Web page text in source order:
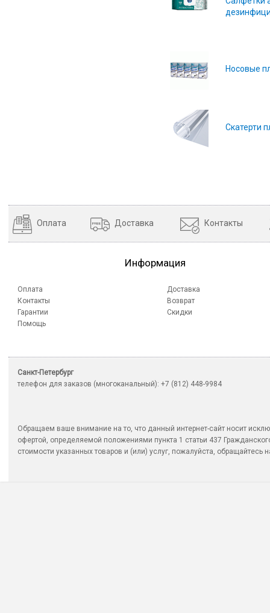
Носовые
Скатерти
Оплата Доставка Контакты
Информация
Оплата
Контакты
Гарантии
Помощь
Доставка
Возврат
Скидки
Санкт-Петербург
телефон для заказов (многоканальный): +7 (812) 448-9984
Обращаем ваше внимание на то, что данный интернет-сайт носит
офертой, определяемой положениями пункта 1 статьи 437
стоимости указанных товаров и (или) услуг, пожалуйста, обращайтесь